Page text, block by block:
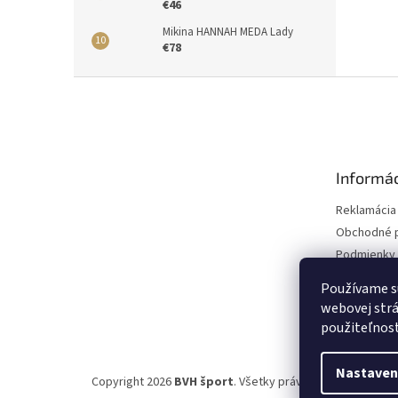
Používame
webovej
€46
Mikina HANNAH MEDA Lady
€78
Obchodné
Copyright 2026 BVH šport. Všetky práva vyhradené.